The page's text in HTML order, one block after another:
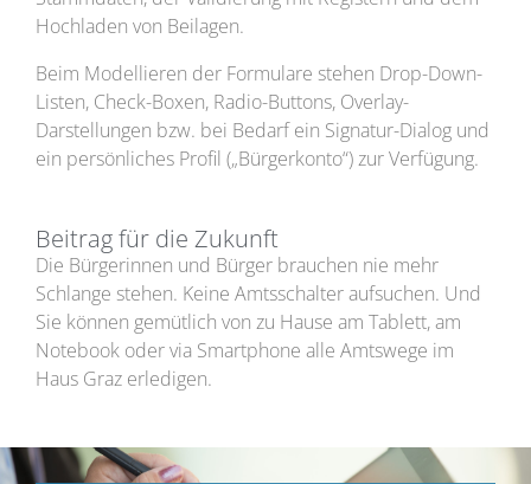
Hochladen von Beilagen.
Beim Modellieren der Formulare stehen Drop-Down-
Listen, Check-Boxen, Radio-Buttons, Overlay-
Darstellungen bzw. bei Bedarf ein Signatur-Dialog und
ein persönliches Profil („Bürgerkonto“) zur Verfügung.
Beitrag für die Zukunft
Die Bürgerinnen und Bürger brauchen nie mehr
Schlange stehen. Keine Amtsschalter aufsuchen. Und
Sie können gemütlich von zu Hause am Tablett, am
Notebook oder via Smartphone alle Amtswege im
Haus Graz erledigen.